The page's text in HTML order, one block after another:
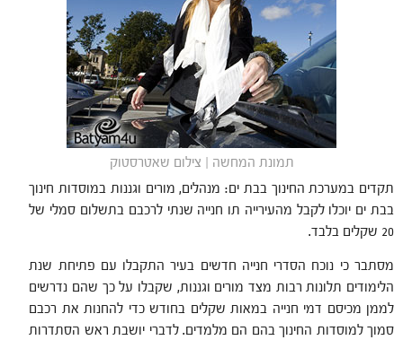
תמונת המחשה | צילום שאטרסטוק
תקדים במערכת החינוך בבת ים: מנהלים, מורים וגננות במוסדות חינוך
בבת ים יוכלו לקבל מהעירייה תו חנייה שנתי לרכבם בתשלום סמלי של
20 שקלים בלבד.
מסתבר כי נוכח הסדרי חנייה חדשים בעיר התקבלו עם פתיחת שנת
הלימודים תלונות רבות מצד מורים וגננות, שקבלו על כך שהם נדרשים
לממן מכיסם דמי חנייה במאות שקלים בחודש כדי להחנות את רכבם
סמוך למוסדות החינוך בהם הם מלמדים. לדברי יושבת ראש הסתדרות